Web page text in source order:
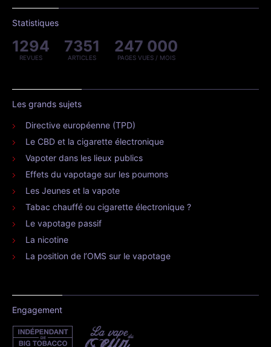
Statistiques
1294
REVUES
7351
ARTICLES
247 000
PAGES VUES / MOIS
Les grands sujets
Directive européenne (TPD)
Le CBD et la cigarette électronique
Vapoter dans les lieux publics
Effets du vapotage sur les poumons
Les Jeunes et la vapote
Tabac chauffé ou cigarette électronique ?
Le vapotage passif
La nicotine
La position de l’OMS sur le vapotage
Engagement